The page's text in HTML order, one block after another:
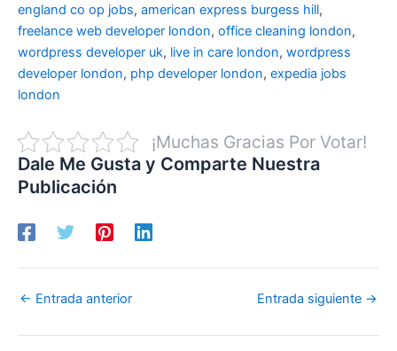
england co op jobs, american express burgess hill,
freelance web developer london, office cleaning london,
wordpress developer uk, live in care london, wordpress
developer london, php developer london, expedia jobs
london
¡Muchas Gracias Por Votar!
Dale Me Gusta y Comparte Nuestra
Publicación
← Entrada anterior Entrada siguiente →